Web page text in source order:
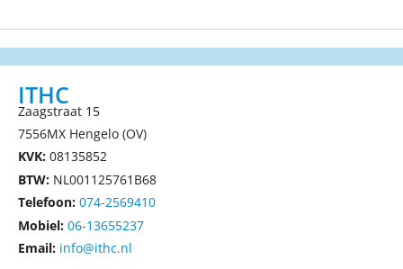
ITHC
Zaagstraat 15
7556MX Hengelo (OV)
KVK: 08135852
BTW: NL001125761B68
Telefoon: 074-2569410
Mobiel: 06-13655237
Email: info@ithc.nl